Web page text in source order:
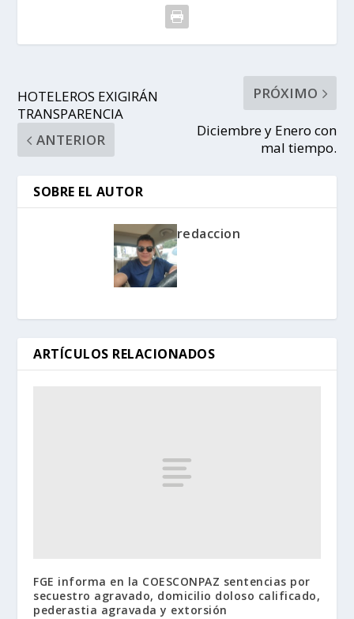
HOTELEROS EXIGIRÁN
TRANSPARENCIA
ANTERIOR
PRÓXIMO
Diciembre y Enero con
mal tiempo.
SOBRE EL AUTOR
redaccion
ARTÍCULOS RELACIONADOS
FGE informa en la COESCONPAZ sentencias por
secuestro agravado, domicilio doloso calificado,
pederastia agravada y extorsión